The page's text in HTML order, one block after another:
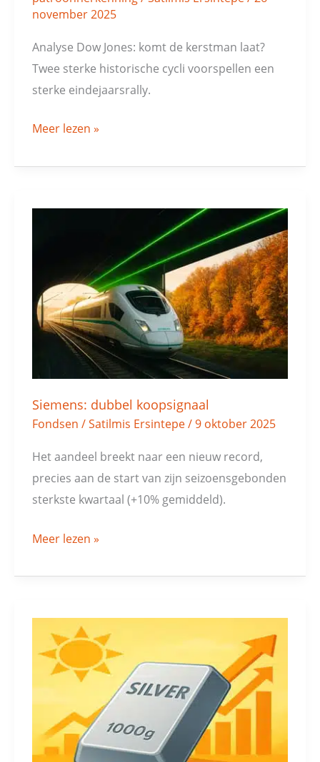
november 2025
Analyse Dow Jones: komt de kerstman laat?
Twee sterke historische cycli voorspellen een
sterke eindejaarsrally.
Meer lezen »
Siemens: dubbel koopsignaal
Fondsen /Satilmis Ersintepe/9 oktober 2025
Het aandeel breekt naar een nieuw record,
precies aan de start van zijn seizoensgebonden
sterkste kwartaal (+10% gemiddeld).
Meer lezen »
seizoen
biedt
rugwind